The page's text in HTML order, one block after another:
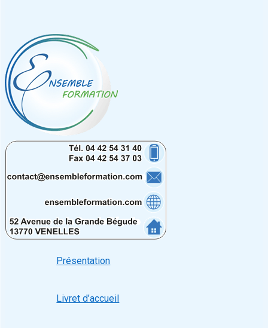
Présentation
Livret d’accueil